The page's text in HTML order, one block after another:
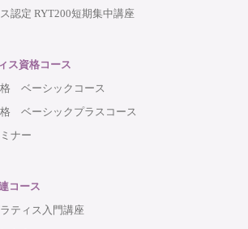
認定 RYT200短期集中講座
ス資格コース
ベーシックコース
ベーシックプラスコース
ナー
コース
ティス入門講座